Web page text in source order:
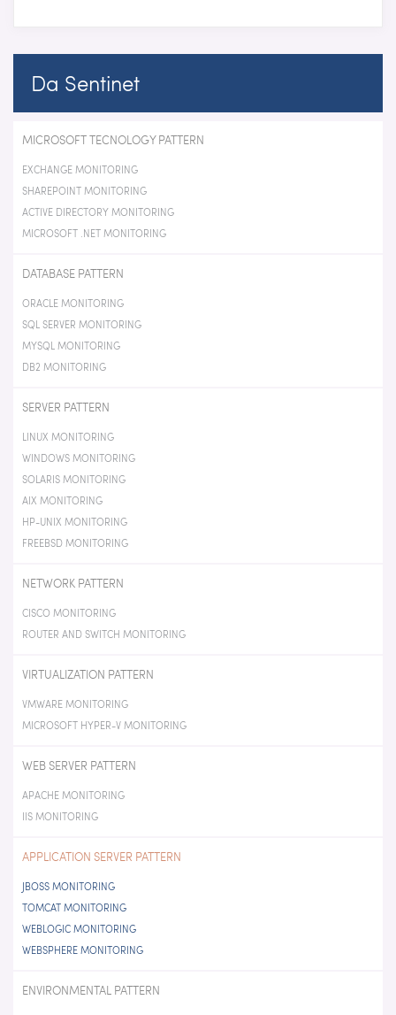
Da Sentinet
MICROSOFT TECNOLOGY PATTERN
EXCHANGE MONITORING
SHAREPOINT MONITORING
ACTIVE DIRECTORY MONITORING
MICROSOFT .NET MONITORING
DATABASE PATTERN
ORACLE MONITORING
SQL SERVER MONITORING
MYSQL MONITORING
DB2 MONITORING
SERVER PATTERN
LINUX MONITORING
WINDOWS MONITORING
SOLARIS MONITORING
AIX MONITORING
HP-UNIX MONITORING
FREEBSD MONITORING
NETWORK PATTERN
CISCO MONITORING
ROUTER AND SWITCH MONITORING
VIRTUALIZATION PATTERN
VMWARE MONITORING
MICROSOFT HYPER-V MONITORING
WEB SERVER PATTERN
APACHE MONITORING
IIS MONITORING
APPLICATION SERVER PATTERN
JBOSS MONITORING
TOMCAT MONITORING
WEBLOGIC MONITORING
WEBSPHERE MONITORING
ENVIRONMENTAL PATTERN